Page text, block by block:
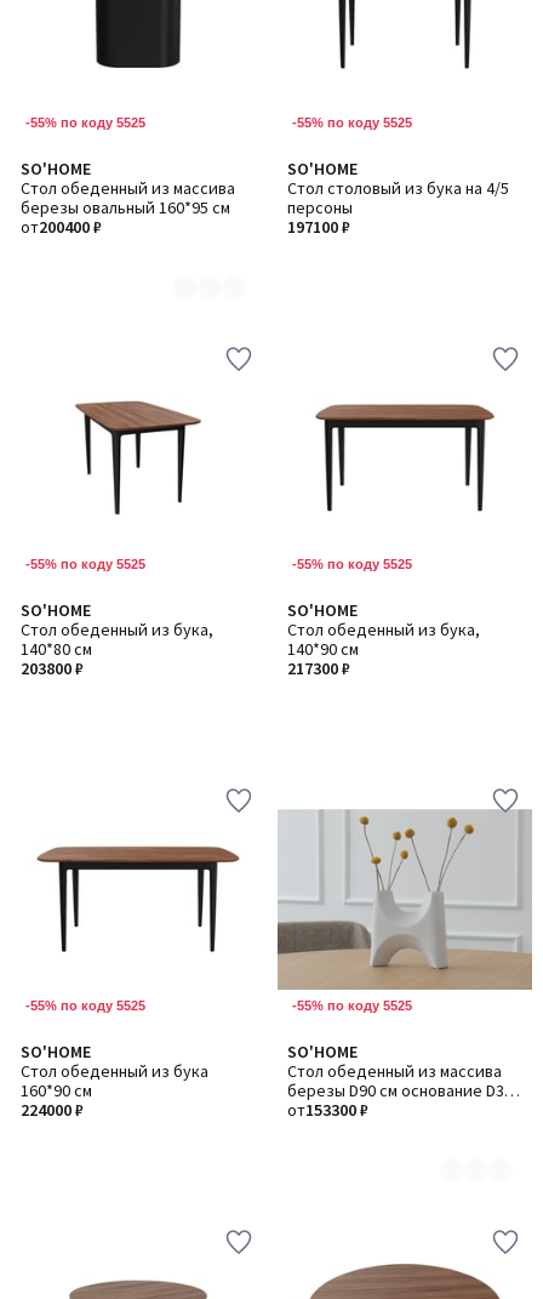
-55% по коду 5525
SO'HOME
Стол обеденный из массива
березы овальный 160*95 см
от200400 ₽
Количество
цветов:
2
-55% по коду 5525
SO'HOME
Стол столовый из бука на 4/5
персоны
197100 ₽
-55% по коду 5525
SO'HOME
Стол обеденный из бука,
140*80 см
203800 ₽
-55% по коду 5525
SO'HOME
Стол обеденный из бука,
140*90 см
217300 ₽
-55% по коду 5525
SO'HOME
Стол обеденный из бука
160*90 см
224000 ₽
-55% по коду 5525
SO'HOME
Стол обеденный из массива
березы D90 см основание D39
см
от153300 ₽
Количество
цветов:
2